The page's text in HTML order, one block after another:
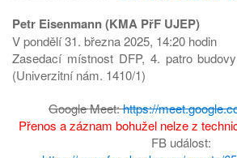
Petr Eisenmann (KMA PřF UJEP)
V pondělí 31. března 2025, 14:20 hodin
Zasedací místnost DFP, 4. patro
(Univerzitní nám. 1410/1)
Google Meet:https://
Přenos a záznam bohužel nelze z
FB událost: